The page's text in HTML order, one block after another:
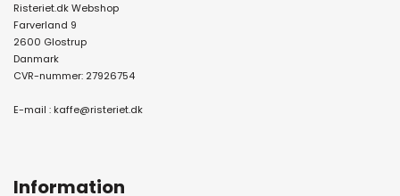
Risteriet.dk Webshop
Farverland 9
2600 Glostrup
Danmark
CVR-nummer: 27926754
E-mail : kaffe@risteriet.dk
Information